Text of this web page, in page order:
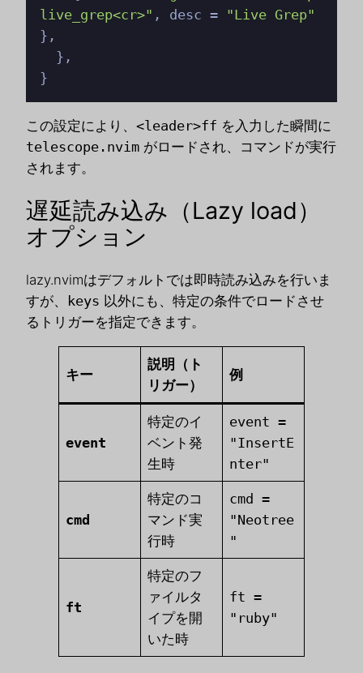
live_grep<cr>" , desc = "Live Grep"
},
}
この設定により、 <leader>ff を入力した瞬間に
telescope.nvim がロードされ、コマンドが実行
されます。
遅延読み込み（Lazy load）
オプション
lazy.nvimはデフォルトでは即時読み込みを行いま
すが、
keys 以外にも、特定の条件でロードさせ
るトリガーを指定できます。
キー
説明（ト
リガー）
例
event
特定のイ
ベント発
生時
event =
"InsertE
nter"
cmd
特定のコ
マンド実
行時
cmd =
"Neotree
"
ft
特定のフ
ァイルタ
イプを開
いた時
ft =
"ruby"